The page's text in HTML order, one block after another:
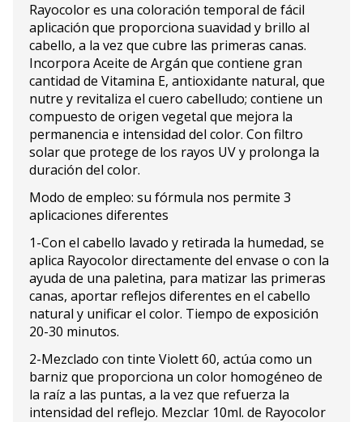
Rayocolor es una coloración temporal de fácil
aplicación que proporciona suavidad y brillo al
cabello, a la vez que cubre las primeras canas.
Incorpora Aceite de Argán que contiene gran
cantidad de Vitamina E, antioxidante natural, que
nutre y revitaliza el cuero cabelludo; contiene un
compuesto de origen vegetal que mejora la
permanencia e intensidad del color. Con filtro
solar que protege de los rayos UV y prolonga la
duración del color.
Modo de empleo: su fórmula nos permite 3
aplicaciones diferentes
1-Con el cabello lavado y retirada la humedad, se
aplica Rayocolor directamente del envase o con la
ayuda de una paletina, para matizar las primeras
canas, aportar reflejos diferentes en el cabello
natural y unificar el color. Tiempo de exposición
20-30 minutos.
2-Mezclado con tinte Violett 60, actúa como un
barniz que proporciona un color homogéneo de
la raíz a las puntas, a la vez que refuerza la
intensidad del reflejo. Mezclar 10ml. de Rayocolor